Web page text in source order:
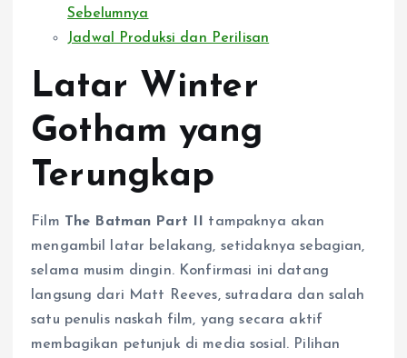
Sebelumnya
Jadwal Produksi dan Perilisan
Latar Winter
Gotham yang
Terungkap
Film The Batman Part II
tampaknya akan
mengambil latar belakang, setidaknya sebagian,
selama musim dingin. Konfirmasi ini datang
langsung dari Matt Reeves, sutradara dan salah
satu penulis naskah film, yang secara aktif
membagikan petunjuk di media sosial. Pilihan